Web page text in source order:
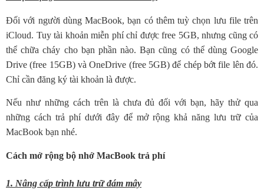
Đối với người dùng MacBook, bạn có thêm tuỳ chọn lưu file trên
iCloud. Tuy tài khoản miễn phí chỉ được free 5GB, nhưng cũng có
thể chữa cháy cho bạn phần nào. Bạn cũng có thể dùng Google
Drive (free 15GB) và OneDrive (free 5GB) để chép bớt file lên đó.
Chỉ cần đăng ký tài khoản là được.
Nếu như những cách trên là chưa đủ đối với bạn, hãy thử qua
những cách trả phí dưới đây để mở rộng khả năng lưu trữ của
MacBook bạn nhé.
Cách mở rộng bộ nhớ MacBook trả phí
1. Nâng cấp trình lưu trữ đám mây